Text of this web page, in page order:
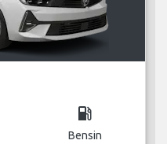
local_gas_station
Bensin